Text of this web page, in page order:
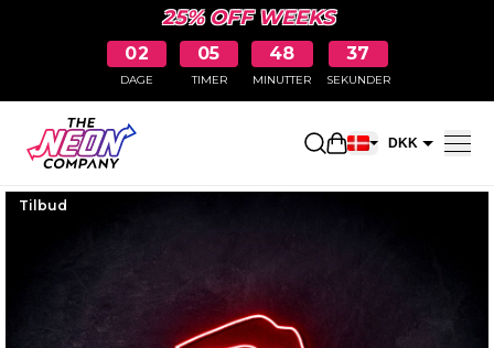
25% OFF WEEKS
02
DAGE
05
TIMER
48
MINUTTER
36
SEKUNDER
Åbn DKK
Tilbud